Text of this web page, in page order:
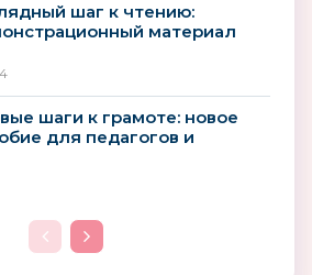
шаг к чтению:
материал
шаги к грамоте: новое
для педагогов и